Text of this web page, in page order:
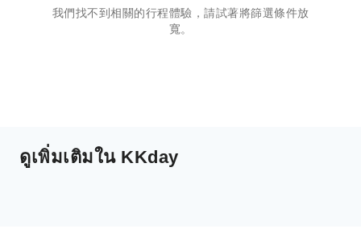
我們找不到相關的行程體驗，請試著將篩選條件放
寬。
ดูเพิ่มเติมใน KKday